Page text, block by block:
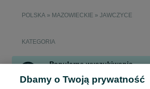
POLSKA » MAZOWIECKIE » JAWCZYCE
KATEGORIA
Popularne wyszukiwania
hale magazynowe pracownik biurowy
Dbamy o Twoją prywatność